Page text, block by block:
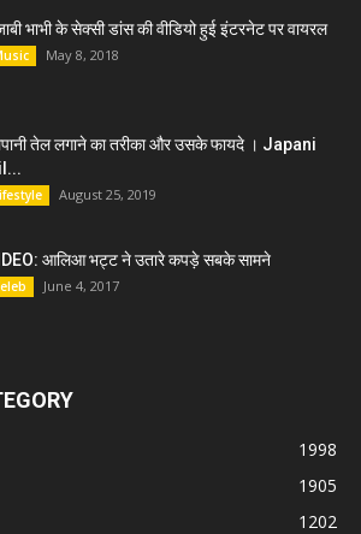
भाभी के सेक्सी डांस की वीडियो हुई इंटरनेट पर वायरल
May 8, 2018
तेल लगाने का तरीका और उसके फायदे । Japani
August 25, 2019
आलिआ भट्ट ने उतारे कपड़े सबके सामने
June 4, 2017
1998
1905
1202